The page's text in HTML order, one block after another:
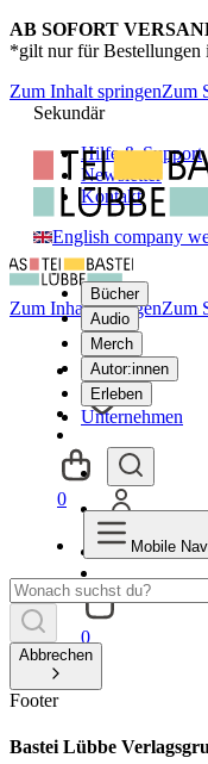
AB SOFORT
*gilt nur für Bestellungen
Zum Inhalt springenZum
Sekundär
Hilfe & Support
Newsletter
Kontakt
English company
Bücher
Audio
Merch
Autor:innen
Erleben
Unternehmen
0
Zum Inhalt springenZum
0
Mobile
Abbrechen
Footer
Bastei Lübbe